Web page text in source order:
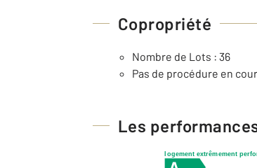
Copropriété
Nombre de Lots : 36
Pas de procédure en
Les
logement extrêmement